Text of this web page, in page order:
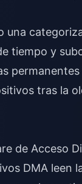
una
tiempo y
permanentes
tras la
de Acceso
DMA leen